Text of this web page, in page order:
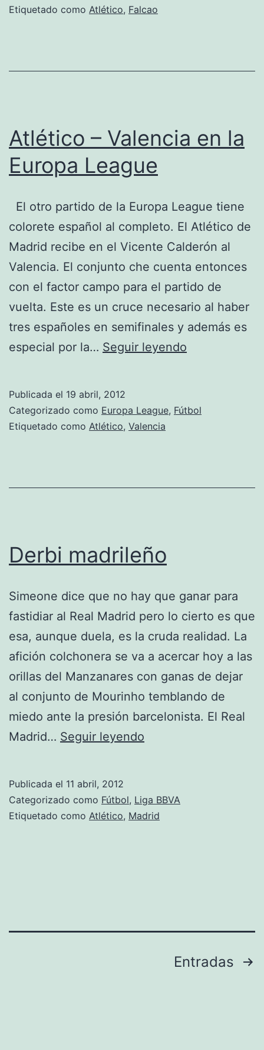
un
Etiquetado como Atlético, Falcao
Atlético – Valencia en la
Europa League
El otro partido de la Europa League tiene
colorete español al completo. El Atlético de
Madrid recibe en el Vicente Calderón al
Valencia. El conjunto che cuenta entonces
con el factor campo para el partido de
vuelta. Este es un cruce necesario al haber
tres españoles en semifinales y además es
especial por la… Seguir leyendo
en
Publicada el 19 abril, 2012
Categorizado como Europa League, Fútbol
Etiquetado como Atlético, Valencia
Derbi madrileño
Simeone dice que no hay que ganar para
fastidiar al Real Madrid pero lo cierto es que
esa, aunque duela, es la cruda realidad. La
afición colchonera se va a acercar hoy a las
orillas del Manzanares con ganas de dejar
al conjunto de Mourinho temblando de
miedo ante la presión barcelonista. El Real
Madrid… Seguir leyendo
Publicada el 11 abril, 2012
Categorizado como Fútbol, Liga BBVA
Etiquetado como Atlético, Madrid
Entradas